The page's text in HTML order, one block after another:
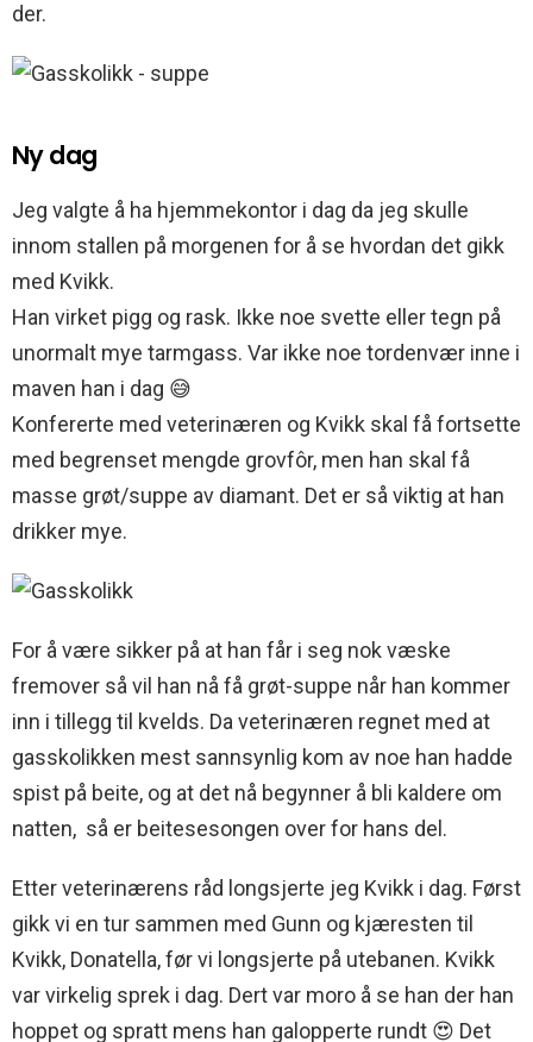
der.
Ny dag
Jeg valgte å ha hjemmekontor i dag da jeg skulle
innom stallen på morgenen for å se hvordan det gikk
med Kvikk.
Han virket pigg og rask. Ikke noe svette eller tegn på
unormalt mye tarmgass. Var ikke noe tordenvær inne i
maven han i dag 😅
Konfererte med veterinæren og Kvikk skal få fortsette
med begrenset mengde grovfôr, men han skal få
masse grøt/suppe av diamant. Det er så viktig at han
drikker mye.
For å være sikker på at han får i seg nok væske
fremover så vil han nå få grøt-suppe når han kommer
inn i tillegg til kvelds. Da veterinæren regnet med at
gasskolikken mest sannsynlig kom av noe han hadde
spist på beite, og at det nå begynner å bli kaldere om
natten, så er beitesesongen over for hans del.
Etter veterinærens råd longsjerte jeg Kvikk i dag. Først
gikk vi en tur sammen med Gunn og kjæresten til
Kvikk, Donatella, før vi longsjerte på utebanen. Kvikk
var virkelig sprek i dag. Dert var moro å se han der han
hoppet og spratt mens han galopperte rundt 😍 Det